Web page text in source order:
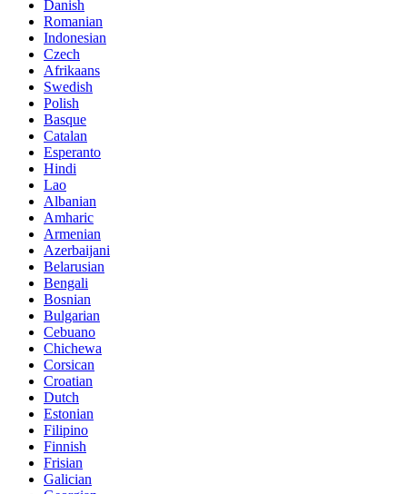
Danish
Romanian
Indonesian
Czech
Afrikaans
Swedish
Polish
Basque
Catalan
Esperanto
Hindi
Lao
Albanian
Amharic
Armenian
Azerbaijani
Belarusian
Bengali
Bosnian
Bulgarian
Cebuano
Chichewa
Corsican
Croatian
Dutch
Estonian
Filipino
Finnish
Frisian
Galician